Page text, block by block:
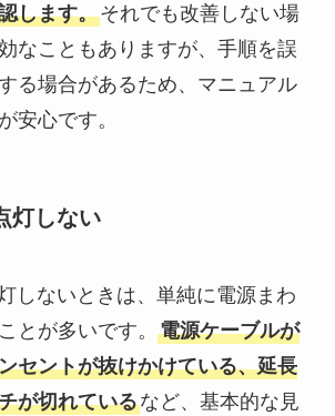
します。それでも改善しない場
なこともありますが、手順を誤
る場合があるため、マニュアル
安心です。
灯しない
しないときは、単純に電源まわ
とが多いです。 電源ケーブルが
セントが抜けかけている、延長
が切れているなど、基本的な見